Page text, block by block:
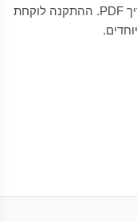
כל טפט מגיע עם הדרכת וידאו מלאה ומדריך PDF. ההתקנה לוקחת